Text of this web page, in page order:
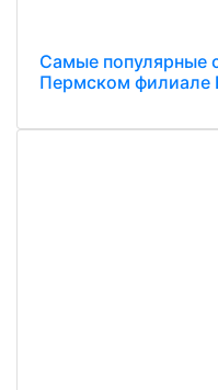
Самые популярные
Пермском филиале